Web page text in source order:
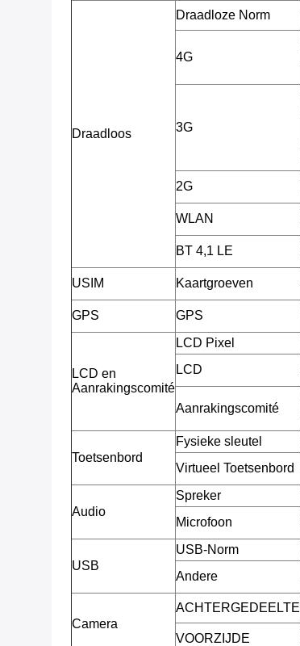
Draadloos
Draadloze Norm
4G
3G
2G
WLAN
BT 4,1 LE
USIM Kaartgroeven
GPS GPS
LCD en
Aanrakingscomité
LCD Pixel
LCD
Aanrakingscomité
Toetsenbord
Fysieke sleutel
Virtueel Toetsenbord
Audio
Spreker
Microfoon
USB
USB-Norm
Andere
Camera
ACHTERGEDEELTE
VOORZIJDE